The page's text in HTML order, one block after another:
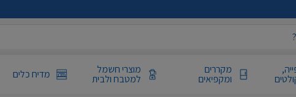
מקררים
ומקפיאים
מוצרי חשמל
למטבח ולבית מדיח כלים